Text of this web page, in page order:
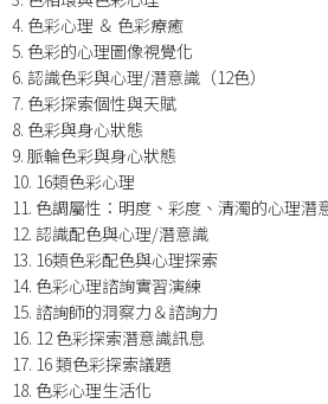
4. 色彩心理 ＆ 色彩療癒
5. 色彩的心理圖像視覺化
6. 認識色彩與心理/潛意識（12色）
7. 色彩探索個性與天賦
8. 色彩與身心狀態
9. 脈輪色彩與身心狀態
10. 16類色彩心理
11. 色調屬性：明度、彩度、清濁的心理潛
12. 認識配色與心理/潛意識
13. 16類色彩配色與心理探索
14. 色彩心理諮詢實習演練
15. 諮詢師的洞察力＆諮詢力
16. 12 色彩探索潛意識訊息
17. 16 類色彩探索議題
18. 色彩心理生活化